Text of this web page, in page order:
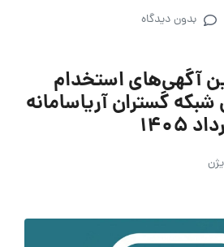
بدون دیدگاه
آگهی‌های استخدام
گستران آریاسامانه